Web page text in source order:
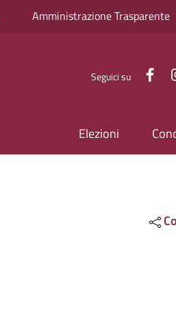
Amministrazione Trasparente
Seguici su
Elezioni